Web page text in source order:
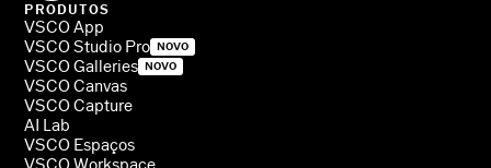
PRODUTOS
VSCO App
VSCO Studio Pro NOVO
VSCO Galleries NOVO
VSCO Canvas
VSCO Capture
AI Lab
VSCO Espaços